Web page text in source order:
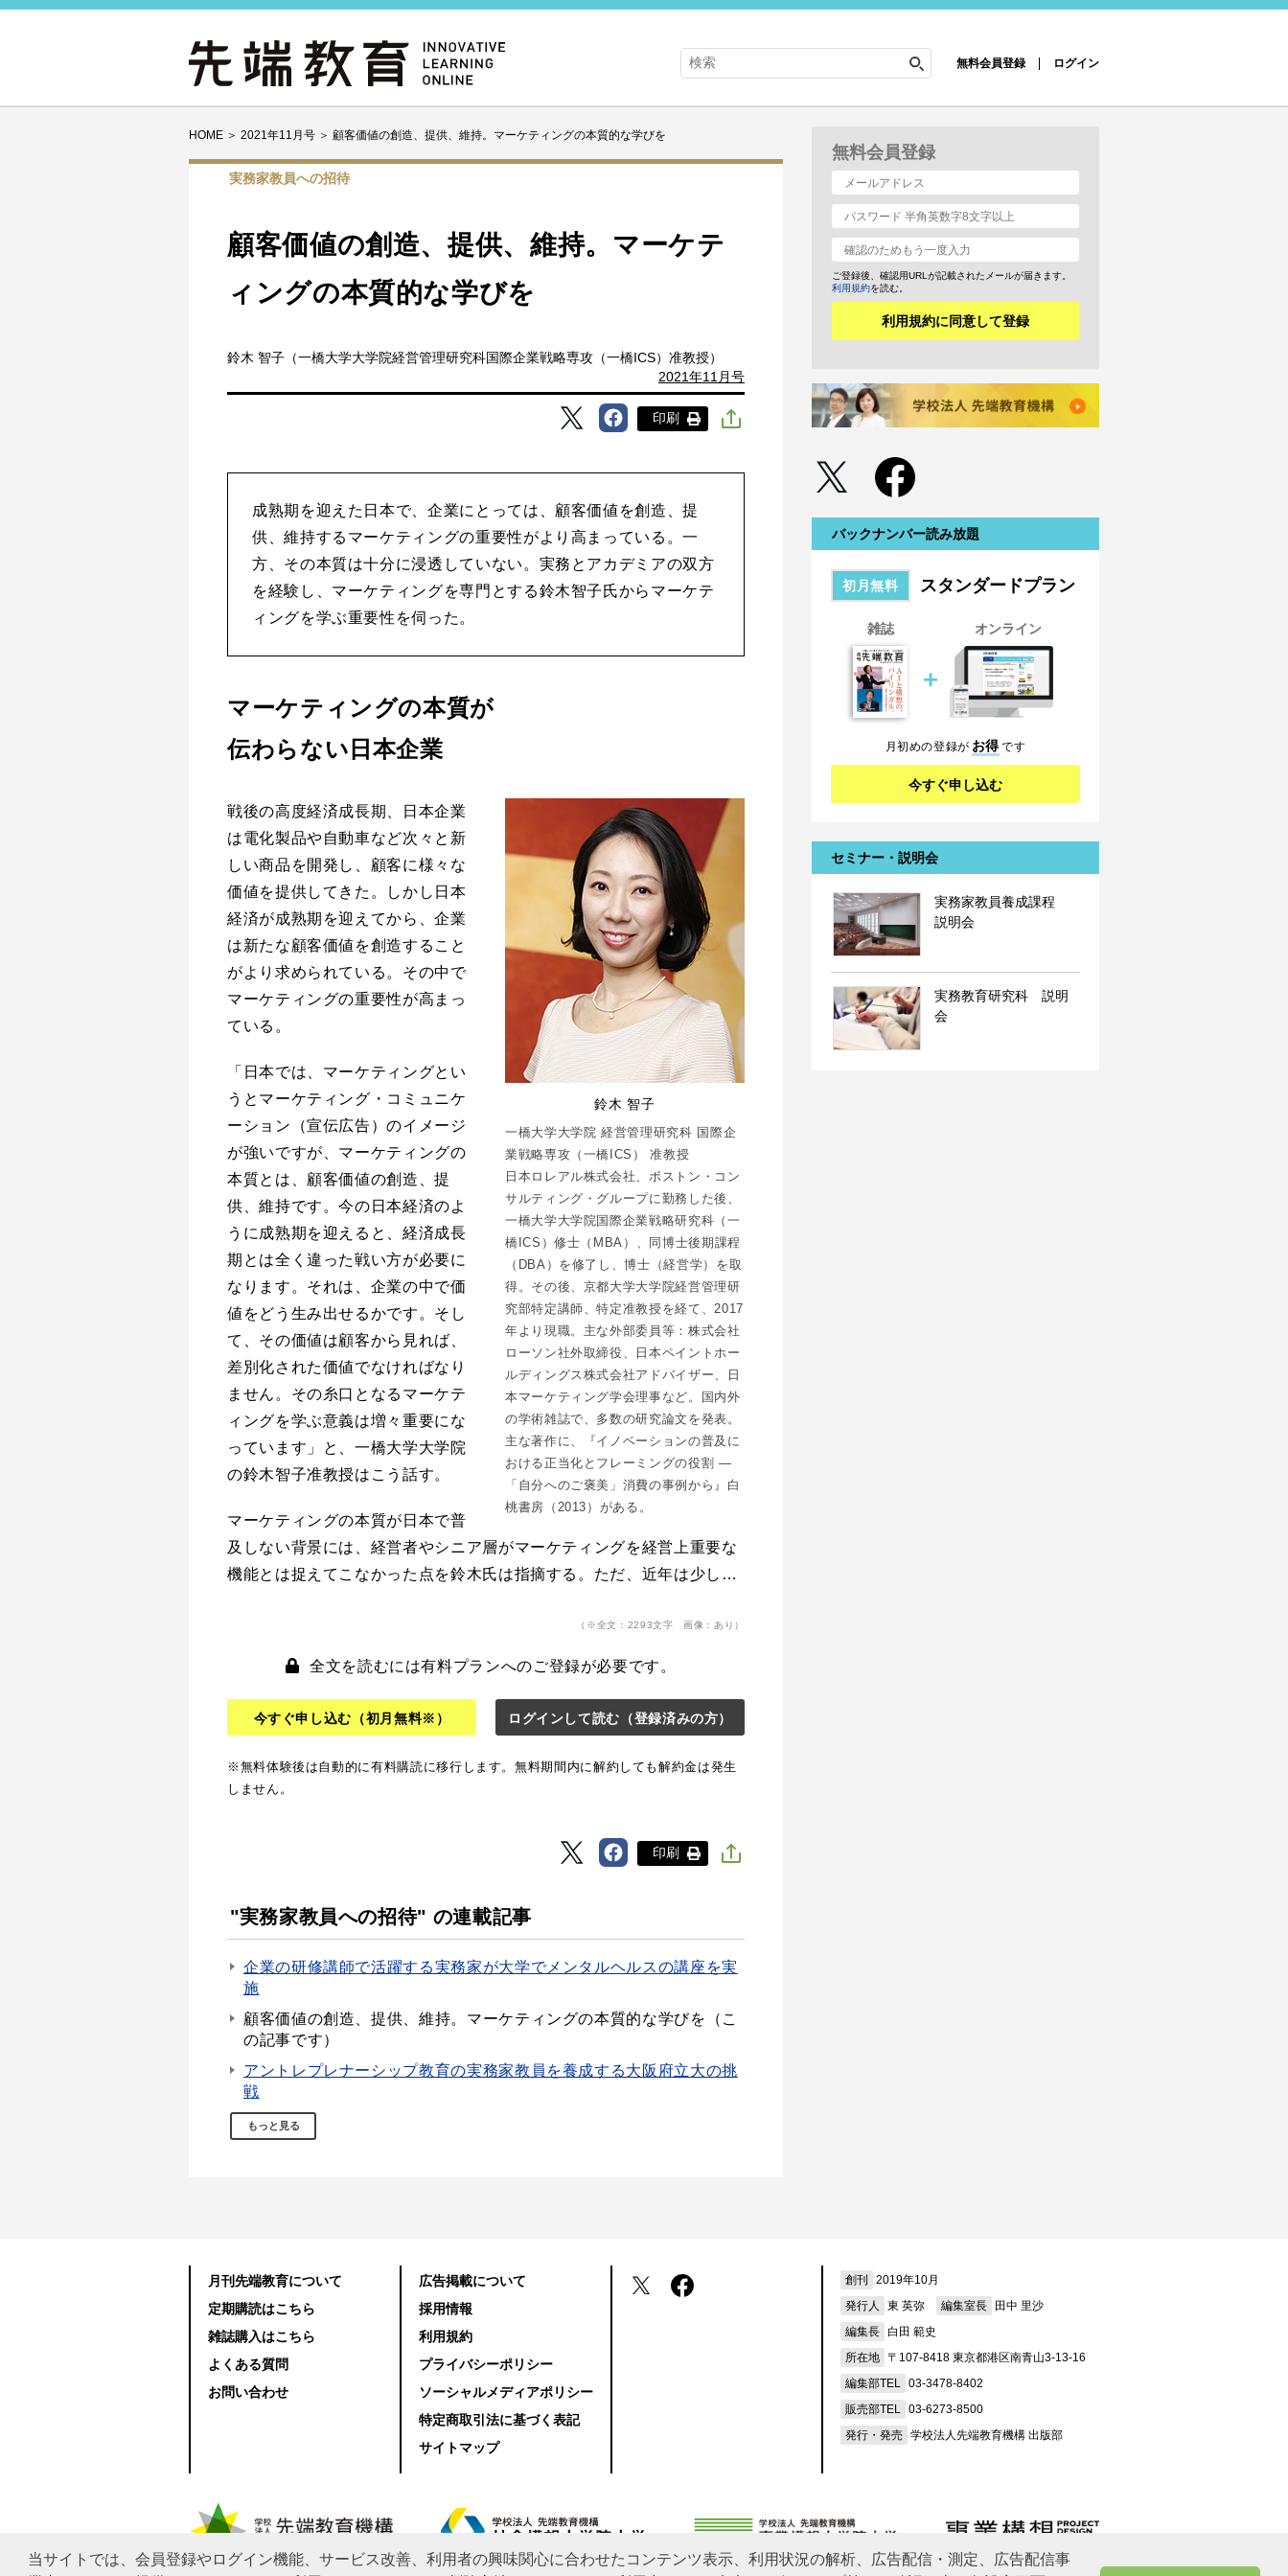
当サイトでは、会員登録やログイン機能、サービス改善、利用者の興味関心に合わせたコンテンツ表示、利用状況の解析、広告配信・測定、広告配信事
無料会員登録 ログイン
HOME ＞ 2021年11月号 ＞ 顧客価値の創造、提供、維持。マーケティングの本質的な学びを
実務家教員への招待
顧客価値の創造、提供、維持。マーケテ
ィングの本質的な学びを
鈴木 智子（一橋大学大学院経営管理研究科国際企業戦略専攻（一橋ICS）准教授）
2021年11月号
印刷
成熟期を迎えた日本で、企業にとっては、顧客価値を創造、提
供、維持するマーケティングの重要性がより高まっている。一
方、その本質は十分に浸透していない。実務とアカデミアの双方
を経験し、マーケティングを専門とする鈴木智子氏からマーケテ
ィングを学ぶ重要性を伺った。
マーケティングの本質が
伝わらない日本企業
鈴木 智子
一橋大学大学院 経営管理研究科 国際企
業戦略専攻（一橋ICS） 准教授
日本ロレアル株式会社、ボストン・コン
サルティング・グループに勤務した後、
一橋大学大学院国際企業戦略研究科（一
橋ICS）修士（MBA）、同博士後期課程
（DBA）を修了し、博士（経営学）を取
得。その後、京都大学大学院経営管理研
究部特定講師、特定准教授を経て、2017
年より現職。主な外部委員等：株式会社
ローソン社外取締役、日本ペイントホー
ルディングス株式会社アドバイザー、日
本マーケティング学会理事など。国内外
の学術雑誌で、多数の研究論文を発表。
主な著作に、『イノベーションの普及に
おける正当化とフレーミングの役割 ―
「自分へのご褒美」消費の事例から』白
桃書房（2013）がある。
戦後の高度経済成長期、日本企業
は電化製品や自動車など次々と新
しい商品を開発し、顧客に様々な
価値を提供してきた。しかし日本
経済が成熟期を迎えてから、企業
は新たな顧客価値を創造すること
がより求められている。その中で
マーケティングの重要性が高まっ
ている。
「日本では、マーケティングとい
うとマーケティング・コミュニケ
ーション（宣伝広告）のイメージ
が強いですが、マーケティングの
本質とは、顧客価値の創造、提
供、維持です。今の日本経済のよ
うに成熟期を迎えると、経済成長
期とは全く違った戦い方が必要に
なります。それは、企業の中で価
値をどう生み出せるかです。そし
て、その価値は顧客から見れば、
差別化された価値でなければなり
ません。その糸口となるマーケテ
ィングを学ぶ意義は増々重要にな
っています」と、一橋大学大学院
の鈴木智子准教授はこう話す。
マーケティングの本質が日本で普
及しない背景には、経営者やシニア層がマーケティングを経営上重要な
機能とは捉えてこなかった点を鈴木氏は指摘する。ただ、近年は少し…
（※全文：2293文字 画像：あり）
全文を読むには有料プランへのご登録が必要です。
今すぐ申し込む （初月無料※） ログインして読む （登録済みの方）
※無料体験後は自動的に有料購読に移行します。無料期間内に解約しても解約金は発生
しません。
印刷
"実務家教員への招待" の連載記事
企業の研修講師で活躍する実務家が大学でメンタルヘルスの講座を実
施
顧客価値の創造、提供、維持。マーケティングの本質的な学びを（こ
の記事です）
アントレプレナーシップ教育の実務家教員を養成する大阪府立大の挑
戦
もっと見る
無料会員登録
ご登録後、確認用URLが記載されたメールが届きます。
利用規約を読む。
利用規約に同意して登録
バックナンバー読み放題
初月無料 スタンダードプラン
雑誌
＋
オンライン
月初めの登録が お得です
今すぐ申し込む
セミナー・説明会
実務家教員養成課程
説明会
実務教育研究科 説明
会
月刊先端教育について
定期購読はこちら
雑誌購入はこちら
よくある質問
お問い合わせ
広告掲載について
採用情報
利用規約
プライバシーポリシー
ソーシャルメディアポリシー
特定商取引法に基づく表記
サイトマップ
創刊
2019年10月
発行人
東 英弥 編集室長
田中 里沙
編集長 白田 範史
所在地 〒107-8418 東京都港区南青山3-13-16
編集部TEL 03-3478-8402
販売部TEL 03-6273-8500
発行・発売 学校法人先端教育機構 出版部